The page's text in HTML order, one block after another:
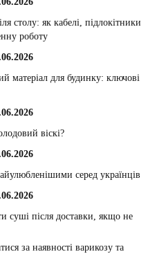
столу: як кабелі, підлокітники
роботу
матеріал для будинку: ключові
віскі?
серед українців
суші після доставки, якщо не
за наявності варикозу та